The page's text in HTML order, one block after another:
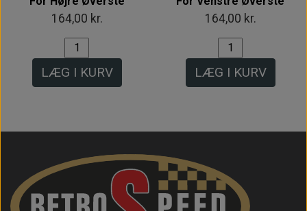
164,00 kr.
LÆG I KURV
164,00 kr.
LÆG I KURV